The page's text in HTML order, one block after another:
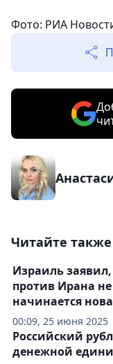
Фото: РИА
Читайте также
00:09, 25 июня 2025
Израиль
против Ирана
начинается
Российский
денежной